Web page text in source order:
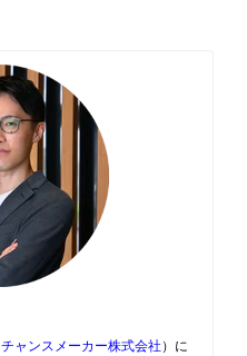
チャンスメーカー株式会社 ）に